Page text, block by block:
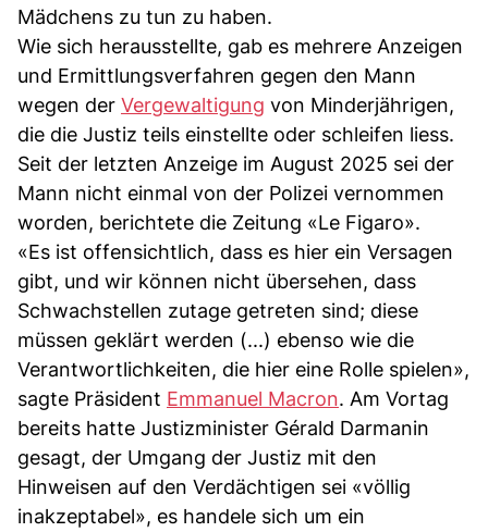
Mädchens zu tun zu haben.
Wie sich herausstellte, gab es mehrere Anzeigen
und Ermittlungsverfahren gegen den Mann
wegen der Vergewaltigung von Minderjährigen,
die die Justiz teils einstellte oder schleifen liess.
Seit der letzten Anzeige im August 2025 sei der
Mann nicht einmal von der Polizei vernommen
worden, berichtete die Zeitung «Le Figaro».
«Es ist offensichtlich, dass es hier ein Versagen
gibt, und wir können nicht übersehen, dass
Schwachstellen zutage getreten sind; diese
müssen geklärt werden (...) ebenso wie die
Verantwortlichkeiten, die hier eine Rolle spielen»,
sagte Präsident Emmanuel Macron. Am Vortag
bereits hatte Justizminister Gérald Darmanin
gesagt, der Umgang der Justiz mit den
Hinweisen auf den Verdächtigen sei «völlig
inakzeptabel», es handele sich um ein